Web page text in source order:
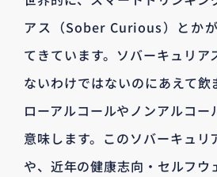
アス（Sober Curious）とか
てきています。ソバーキュリア
ないわけではないのにあえて飲
ローアルコールやノンアルコー
意味します。このソバーキュリ
や、近年の健康志向・セルフウ